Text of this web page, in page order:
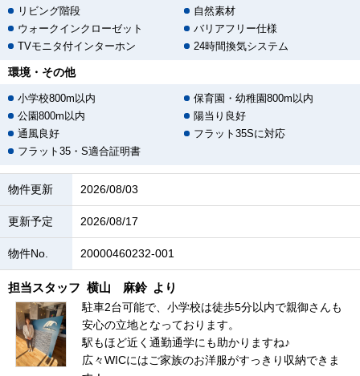
リビング階段
自然素材
ウォークインクローゼット
バリアフリー仕様
TVモニタ付インターホン
24時間換気システム
環境・その他
小学校800m以内
保育園・幼稚園800m以内
公園800m以内
陽当り良好
通風良好
フラット35Sに対応
フラット35・S適合証明書
物件更新 2026/08/03
更新予定 2026/08/17
物件No. 20000460232-001
担当スタッフ 横山 麻鈴 より
駐車2台可能で、小学校は徒歩5分以内で親御さんも
安心の立地となっております。
駅もほど近く通勤通学にも助かりますね♪
広々WICにはご家族のお洋服がすっきり収納できま